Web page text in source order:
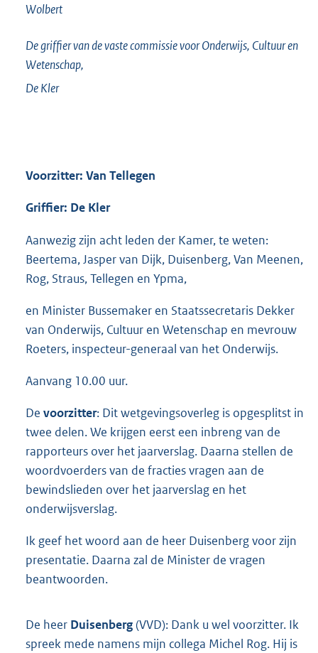
Wolbert
De griffier van de vaste commissie voor Onderwijs, Cultuur en
Wetenschap,
De Kler
Voorzitter: Van Tellegen
Griffier: De Kler
Aanwezig zijn acht leden der Kamer, te weten:
Beertema, Jasper van Dijk, Duisenberg, Van Meenen,
Rog, Straus, Tellegen en Ypma,
en Minister Bussemaker en Staatssecretaris Dekker
van Onderwijs, Cultuur en Wetenschap en mevrouw
Roeters, inspecteur-generaal van het Onderwijs.
Aanvang 10.00 uur.
De voorzitter: Dit wetgevingsoverleg is opgesplitst in
twee delen. We krijgen eerst een inbreng van de
rapporteurs over het jaarverslag. Daarna stellen de
woordvoerders van de fracties vragen aan de
bewindslieden over het jaarverslag en het
onderwijsverslag.
Ik geef het woord aan de heer Duisenberg voor zijn
presentatie. Daarna zal de Minister de vragen
beantwoorden.
De heer Duisenberg(VVD): Dank u wel voorzitter. Ik
spreek mede namens mijn collega Michel Rog. Hij is